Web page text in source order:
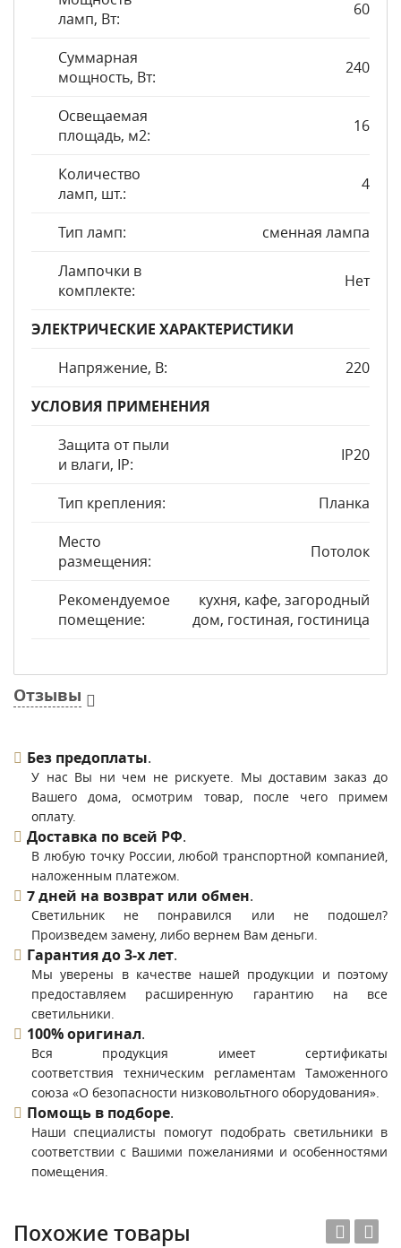
ламп, Вт:
60
Суммарная
мощность, Вт:
240
Освещаемая
площадь, м2:
16
Количество
ламп, шт.:
4
Тип ламп:
сменная лампа
Лампочки в
комплекте:
Нет
ЭЛЕКТРИЧЕСКИЕ ХАРАКТЕРИСТИКИ
Напряжение, В:
220
УСЛОВИЯ ПРИМЕНЕНИЯ
Защита от пыли
и влаги, IP:
IP20
Тип крепления:
Планка
Место
размещения:
Потолок
Рекомендуемое
помещение:
кухня, кафе, загородный
дом, гостиная, гостиница
Отзывы
Без предоплаты.
У нас Вы ни чем не рискуете. Мы доставим заказ до
Вашего дома, осмотрим товар, после чего примем
оплату.
Доставка по всей РФ.
В любую точку России, любой транспортной компанией,
наложенным платежом.
7 дней на возврат или обмен.
Светильник не понравился или не подошел?
Произведем замену, либо вернем Вам деньги.
Гарантия до 3-х лет.
Мы уверены в качестве нашей продукции и поэтому
предоставляем расширенную гарантию на все
светильники.
100% оригинал.
Вся продукция имеет сертификаты
соответствия техническим регламентам Таможенного
союза «О безопасности низковольтного оборудования».
Помощь в подборе.
Наши специалисты помогут подобрать светильники в
соответствии с Вашими пожеланиями и особенностями
помещения.
Похожие товары